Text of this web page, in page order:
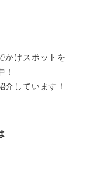
かけスポットを
しています！